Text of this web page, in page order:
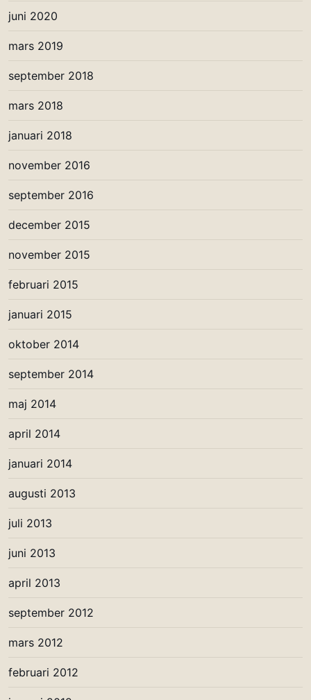
juni 2020
mars 2019
september 2018
mars 2018
januari 2018
november 2016
september 2016
december 2015
november 2015
februari 2015
januari 2015
oktober 2014
september 2014
maj 2014
april 2014
januari 2014
augusti 2013
juli 2013
juni 2013
april 2013
september 2012
mars 2012
februari 2012